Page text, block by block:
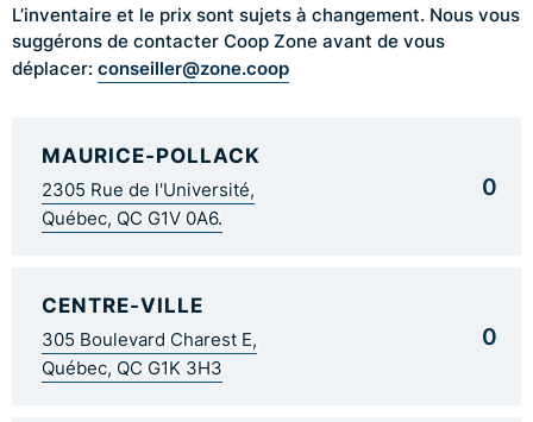
L’inventaire et le prix sont sujets à changement. Nous vous
suggérons de contacter Coop Zone avant de vous
déplacer: conseiller@zone.coop
MAURICE-POLLACK
2305 Rue de l'Université,
Québec, QC G1V 0A6.
0
CENTRE-VILLE
305 Boulevard Charest E,
Québec, QC G1K 3H3
0